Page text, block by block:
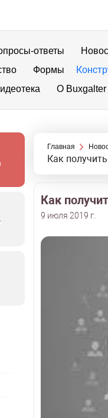
ответы
Формы
О Buxgalter
Главная
Как
Как
9 июля 2019 г.